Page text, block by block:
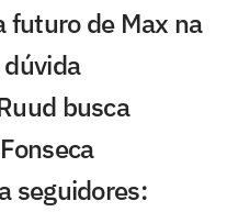
futuro de Max na
busca
seguidores: